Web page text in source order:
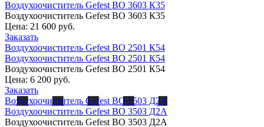
Воздухоочиститель Gefest ВО 3603 К35
Воздухоочиститель Gefest ВО 3603 К35
Цена: 21 600 руб.
Заказать
Воздухоочиститель Gefest ВО 2501 К54
Воздухоочиститель Gefest ВО 2501 К54
Воздухоочиститель Gefest ВО 2501 К54
Цена: 6 200 руб.
Заказать
Воздухоочиститель Gefest ВО 3503 Д2А
Воздухоочиститель Gefest ВО 3503 Д2А
Воздухоочиститель Gefest ВО 3503 Д2А